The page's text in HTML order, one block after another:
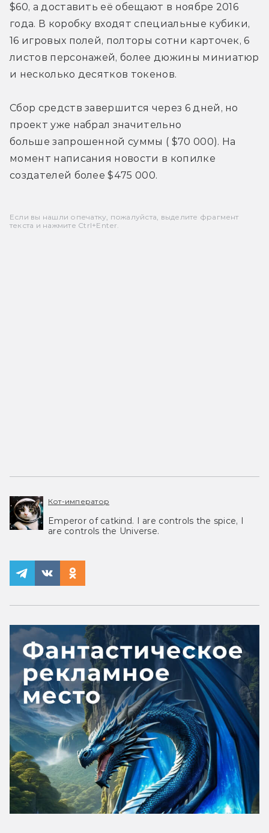
$60, а доставить её обещают в ноябре 2016
года. В коробку входят специальные кубики,
16 игровых полей, полторы сотни карточек, 6
листов персонажей, более дюжины миниатюр
и несколько десятков токенов.
Сбор средств завершится через 6 дней, но
проект уже набрал значительно
больше запрошенной суммы ( $70 000). На
момент написания новости в копилке
создателей более $475 000.
Если вы нашли опечатку, пожалуйста, выделите фрагмент
текста и нажмите Ctrl+Enter.
Кот-император
Emperor of catkind. I are controls the spice, I
are controls the Universe.